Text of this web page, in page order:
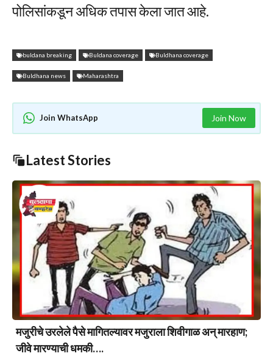
पोलिसांकडून अधिक तपास केला जात आहे.
buldana breaking Buldana coverage Buldhana coverage
Buldhana news Maharashtra
Join WhatsApp Join Now
Latest Stories
मजुरीचे उरलेले पैसे मागितल्यावर मजुराला शिवीगाळ अन् मारहाण;
जीवे मारण्याची धमकी….